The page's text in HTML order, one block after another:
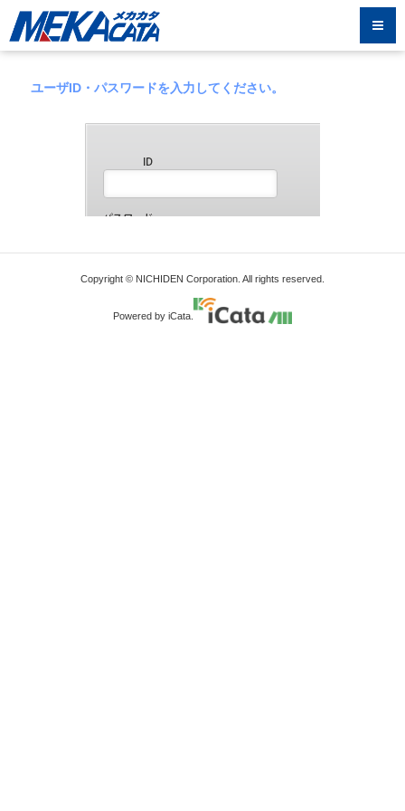
ユーザID・パスワードを入力してください。
Copyright © NICHIDEN Corporation. All rights reserved.
Powered by iCata.